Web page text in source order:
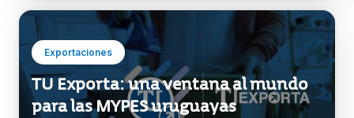
Exportaciones
TU Exporta: una ventana al mundo
para las MYPES uruguayas